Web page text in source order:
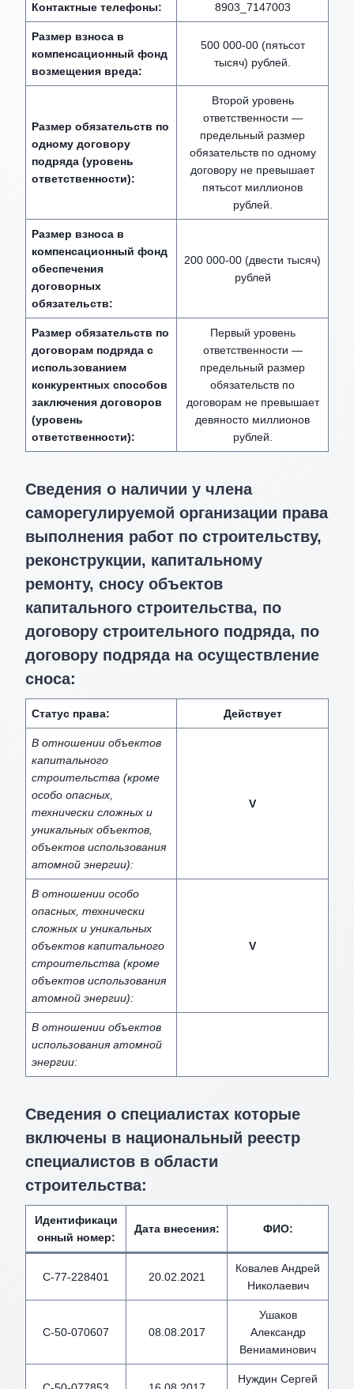
Контактные телефоны: 8903_7147003
Размер взноса в
компенсационный фонд
возмещения вреда:
500 000-00 (пятьсот
тысяч) рублей.
Размер обязательств по
одному договору
подряда (уровень
ответственности):
Второй уровень
ответственности —
предельный размер
обязательств по одному
договору не превышает
пятьсот миллионов
рублей.
Размер взноса в
компенсационный фонд
обеспечения
договорных
обязательств:
200 000-00 (двести тысяч)
рублей
Размер обязательств по
договорам подряда с
использованием
конкурентных способов
заключения договоров
(уровень
ответственности):
Первый уровень
ответственности —
предельный размер
обязательств по
договорам не превышает
девяносто миллионов
рублей.
Сведения о наличии у члена
саморегулируемой организации права
выполнения работ по строительству,
реконструкции, капитальному
ремонту, сносу объектов
капитального строительства, по
договору строительного подряда, по
договору подряда на осуществление
сноса:
Статус права: Действует
В отношении объектов
капитального
строительства (кроме
особо опасных,
технически сложных и
уникальных объектов,
объектов использования
атомной энергии):
V
В отношении особо
опасных, технически
сложных и уникальных
объектов капитального
строительства (кроме
объектов использования
атомной энергии):
V
В отношении объектов
использования атомной
энергии:
Сведения о специалистах которые
включены в национальный реестр
специалистов в области
строительства:
Идентификаци
онный номер:
Дата внесения: ФИО:
С-77-228401 20.02.2021
Ковалев Андрей
Николаевич
С-50-070607 08.08.2017
Ушаков
Александр
Вениаминович
Нуждин Сергей